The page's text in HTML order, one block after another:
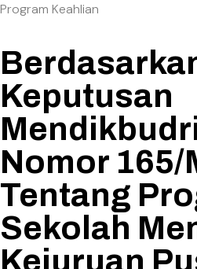
Program Keahlian
Keputusan
Nomor 165/
Tentang
Sekolah
Kejuruan